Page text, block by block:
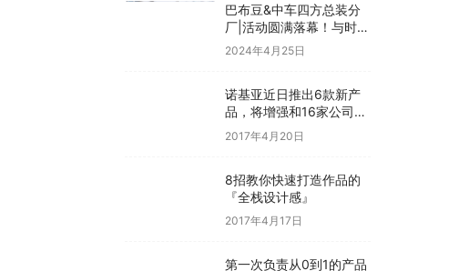
巴布豆&中车四方总装分
厂|活动圆满落幕！与时代
同行·见证新生
2024年4月25日
诺基亚近日推出6款新产
品，将增强和16家公司合
作，VR领域发力明显
2017年4月20日
8招教你快速打造作品的
『全栈设计感』
2017年4月17日
第一次负责从0到1的产品